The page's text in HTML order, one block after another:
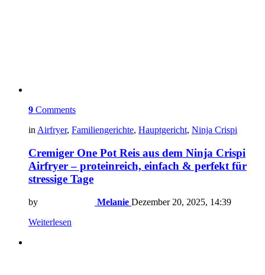
9 Comments
in Airfryer, Familiengerichte, Hauptgericht, Ninja Crispi
Cremiger One Pot Reis aus dem Ninja Crispi
Airfryer – proteinreich, einfach & perfekt für
stressige Tage
by Melanie Dezember 20, 2025, 14:39
Weiterlesen